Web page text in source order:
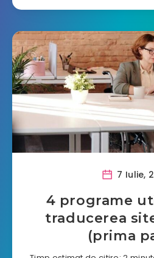
7 Iulie,
4 programe
traducerea
(prima